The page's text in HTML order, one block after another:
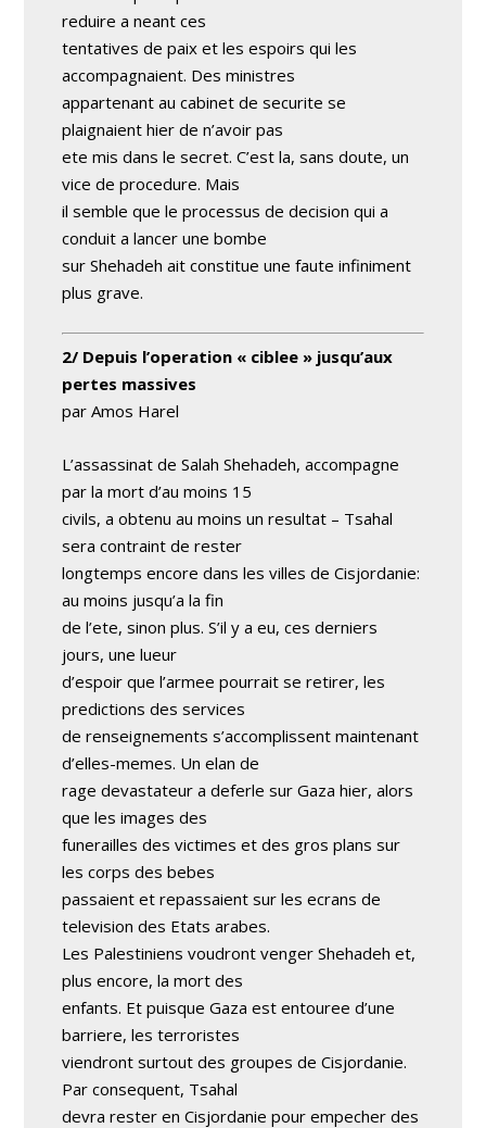
reduire a neant ces
tentatives de paix et les espoirs qui les
accompagnaient. Des ministres
appartenant au cabinet de securite se
plaignaient hier de n’avoir pas
ete mis dans le secret. C’est la, sans doute, un
vice de procedure. Mais
il semble que le processus de decision qui a
conduit a lancer une bombe
sur Shehadeh ait constitue une faute infiniment
plus grave.
2/ Depuis l’operation « ciblee » jusqu’aux
pertes massives
par Amos Harel
L’assassinat de Salah Shehadeh, accompagne
par la mort d’au moins 15
civils, a obtenu au moins un resultat – Tsahal
sera contraint de rester
longtemps encore dans les villes de Cisjordanie:
au moins jusqu’a la fin
de l’ete, sinon plus. S’il y a eu, ces derniers
jours, une lueur
d’espoir que l’armee pourrait se retirer, les
predictions des services
de renseignements s’accomplissent maintenant
d’elles-memes. Un elan de
rage devastateur a deferle sur Gaza hier, alors
que les images des
funerailles des victimes et des gros plans sur
les corps des bebes
passaient et repassaient sur les ecrans de
television des Etats arabes.
Les Palestiniens voudront venger Shehadeh et,
plus encore, la mort des
enfants. Et puisque Gaza est entouree d’une
barriere, les terroristes
viendront surtout des groupes de Cisjordanie.
Par consequent, Tsahal
devra rester en Cisjordanie pour empecher des